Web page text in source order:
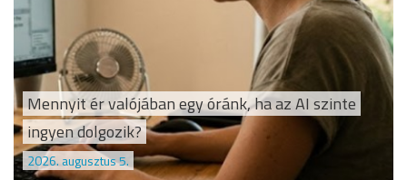
Mennyit ér valójában egy óránk, ha az AI szinte
ingyen dolgozik?
2026. augusztus 5.